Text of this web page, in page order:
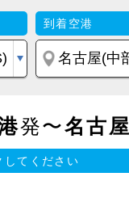
到着空港
発〜名古
してください